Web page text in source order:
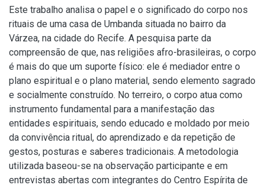
Este trabalho analisa o papel e o significado do corpo nos
rituais de uma casa de Umbanda situada no bairro da
Várzea, na cidade do Recife. A pesquisa parte da
compreensão de que, nas religiões afro-brasileiras, o corpo
é mais do que um suporte físico: ele é mediador entre o
plano espiritual e o plano material, sendo elemento sagrado
e socialmente construído. No terreiro, o corpo atua como
instrumento fundamental para a manifestação das
entidades espirituais, sendo educado e moldado por meio
da convivência ritual, do aprendizado e da repetição de
gestos, posturas e saberes tradicionais. A metodologia
utilizada baseou-se na observação participante e em
entrevistas abertas com integrantes do Centro Espírita de